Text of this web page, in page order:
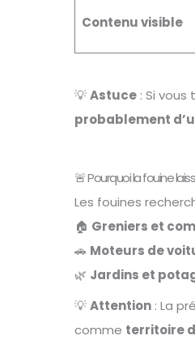
Contenu visible
💡Astuce : Si vous
probablement
🚨 Pourquoi la fouine
Les fouines
🏠 Greniers et
🚗 Moteurs de
🌿 Jardins et
💡Attention : La
comme territoire